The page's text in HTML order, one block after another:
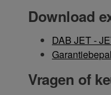
Download
DAB JET -
Vragen of